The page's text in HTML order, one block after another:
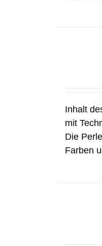
Inhalt
mit
Die
Farben